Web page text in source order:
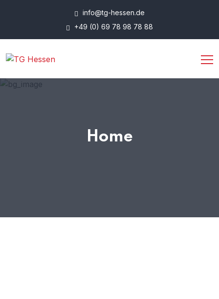
info@tg-hessen.de
+49 (0) 69 78 98 78 88
Home